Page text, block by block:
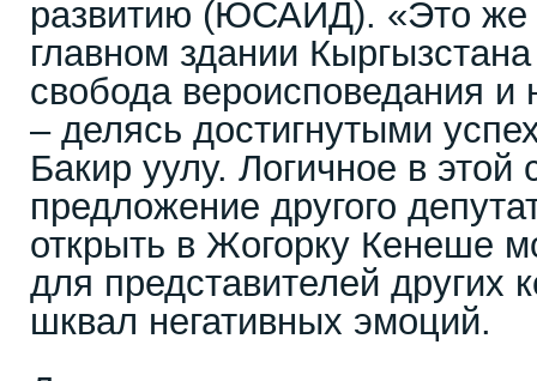
развитию (ЮСАИД). «Это же
главном здании
свобода вероисповедания и
– делясь достигнутыми
Бакир уулу. Логичное в этой
предложение другого
открыть в Жогорку Кенеше
для представителей других
шквал негативных эмоций.